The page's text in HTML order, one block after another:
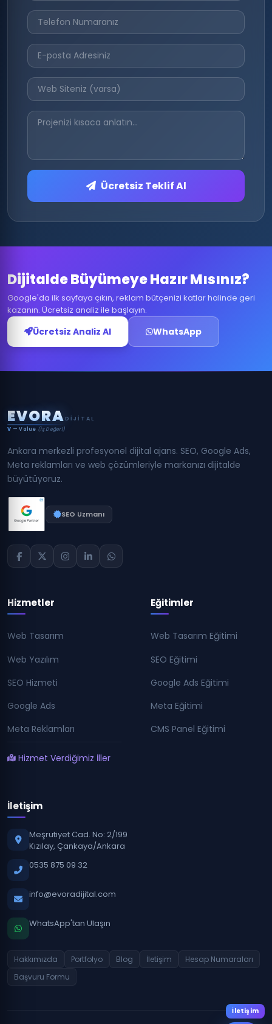
Ücretsiz Teklif Al
Dijitalde Büyümeye Hazır Mısınız?
Google'da ilk sayfaya çıkın, reklam bütçenizi katlar halinde geri
kazanın. Ücretsiz analiz ile başlayın.
Ücretsiz Analiz Al WhatsApp
EVORA DIJITAL
V — Value (İş Değeri)
Ankara merkezli profesyonel dijital ajans. SEO, Google Ads,
Meta reklamları ve web çözümleriyle markanızı dijitalde
büyütüyoruz.
SEO Uzmanı
Hizmetler
Web Tasarım
Web Yazılım
SEO Hizmeti
Google Ads
Meta Reklamları
Hizmet Verdiğimiz İller
Eğitimler
Web Tasarım Eğitimi
SEO Eğitimi
Google Ads Eğitimi
Meta Eğitimi
CMS Panel Eğitimi
İletişim
Meşrutiyet Cad. No: 2/199
Kızılay, Çankaya/Ankara
0535 875 09 32
info@evoradijital.com
WhatsApp'tan Ulaşın
Hakkımızda Portfolyo Blog İletişim
Hesap Numaraları
Başvuru Formu
İletişim